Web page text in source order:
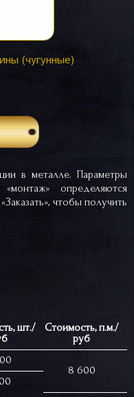
(чугунные)
в металле. Параметры
«монтаж» определяются
чтобы получить
шт./
Стоимость, п.м./
руб
8 600